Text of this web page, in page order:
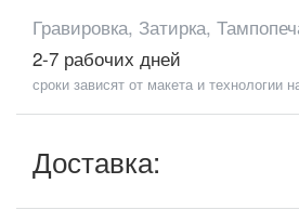
Гравировка, Затирка,
2-7 рабочих дней
сроки зависят от макета и технологии
Доставка: